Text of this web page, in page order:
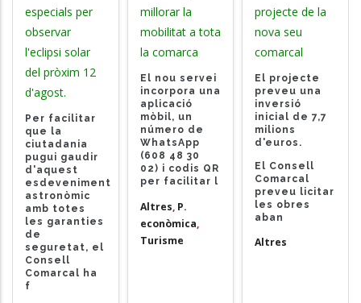
especials per
observar
l'eclipsi solar
del pròxim 12
d'agost.
Per facilitar
que la
ciutadania
pugui gaudir
d'aquest
esdeveniment
astronòmic
amb totes
les garanties
de
seguretat, el
Consell
Comarcal ha
f
millorar la
mobilitat a tota
la comarca
El nou servei
incorpora una
aplicació
mòbil, un
número de
WhatsApp
(608 48 30
02) i codis QR
per facilitar l
Altres, P.
econòmica,
Turisme
projecte de la
nova seu
comarcal
El projecte
preveu una
inversió
inicial de 7,7
milions
d'euros.
El Consell
Comarcal
preveu licitar
les obres
aban
Altres